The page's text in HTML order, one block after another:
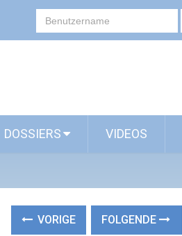
DOSSIERS VIDEOS
VORIGE FOLGENDE